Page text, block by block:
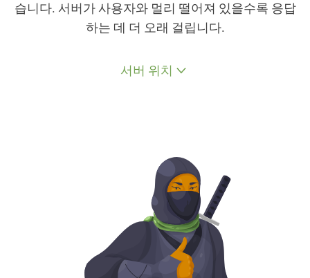
습니다. 서버가 사용자와 멀리 떨어져 있을수록 응답
하는 데 더 오래 걸립니다.
서버 위치